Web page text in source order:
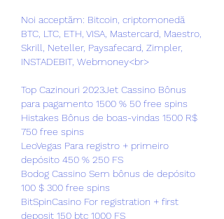
Noi acceptăm: Bitcoin, criptomonedă
BTC, LTC, ETH, VISA, Mastercard, Maestro,
Skrill, Neteller, Paysafecard, Zimpler,
INSTADEBIT, Webmoney<br>
Top Cazinouri 2023Jet Cassino Bônus
para pagamento 1500 % 50 free spins
Histakes Bônus de boas-vindas 1500 R$
750 free spins
LeoVegas Para registro + primeiro
depósito 450 % 250 FS
Bodog Cassino Sem bônus de depósito
100 $ 300 free spins
BitSpinCasino For registration + first
deposit 150 btc 1000 FS